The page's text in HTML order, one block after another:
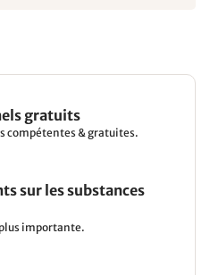
gratuits
compétentes & gratuites.
sur les substances
importante.